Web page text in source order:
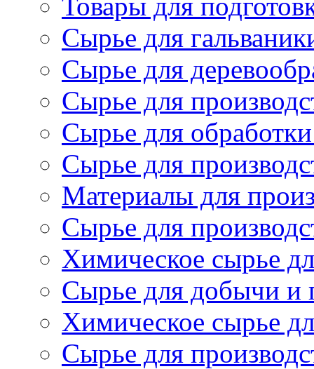
Сырье для
Сырье для
Сырье для
Сырье для
Сырье для
Материалы для
Сырье для
Химическое сырье
Сырье для добычи и
Химическое сырье
Сырье для